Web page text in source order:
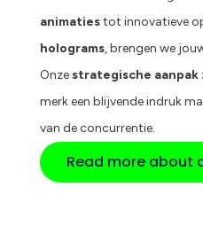
animatiestot innovatieve
holograms, brengen we
Onzestrategische aanpak
merk een blijvende indruk
van de concurrentie.
Read more about